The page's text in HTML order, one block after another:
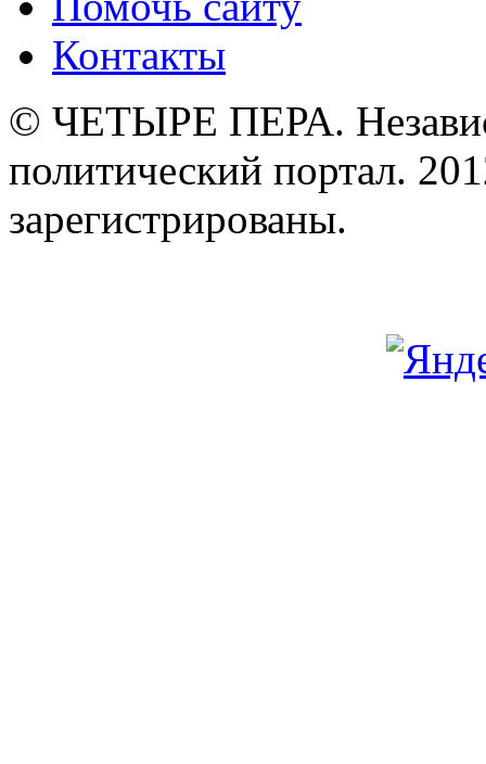
Контакты
© ЧЕТЫРЕ ПЕРА.
политический портал.
зарегистрированы.